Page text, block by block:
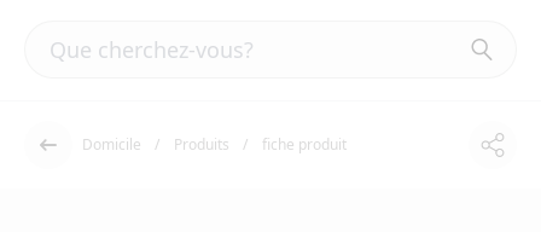
Dos Domicile Produits fiche produit